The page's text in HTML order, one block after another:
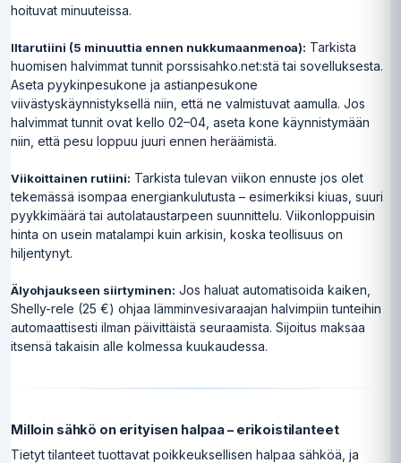
hoituvat minuuteissa.
Iltarutiini (5 minuuttia ennen nukkumaanmenoa): Tarkista
huomisen halvimmat tunnit porssisahko.net:stä tai sovelluksesta.
Aseta pyykinpesukone ja astianpesukone
viivästyskäynnistyksellä niin, että ne valmistuvat aamulla. Jos
halvimmat tunnit ovat kello 02–04, aseta kone käynnistymään
niin, että pesu loppuu juuri ennen heräämistä.
Viikoittainen rutiini: Tarkista tulevan viikon ennuste jos olet
tekemässä isompaa energiankulutusta – esimerkiksi kiuas, suuri
pyykkimäärä tai autolataustarpeen suunnittelu. Viikonloppuisin
hinta on usein matalampi kuin arkisin, koska teollisuus on
hiljentynyt.
Älyohjaukseen siirtyminen: Jos haluat automatisoida kaiken,
Shelly-rele (25 €) ohjaa lämminvesivaraajan halvimpiin tunteihin
automaattisesti ilman päivittäistä seuraamista. Sijoitus maksaa
itsensä takaisin alle kolmessa kuukaudessa.
Milloin sähkö on erityisen halpaa – erikoistilanteet
Tietyt tilanteet tuottavat poikkeuksellisen halpaa sähköä, ja